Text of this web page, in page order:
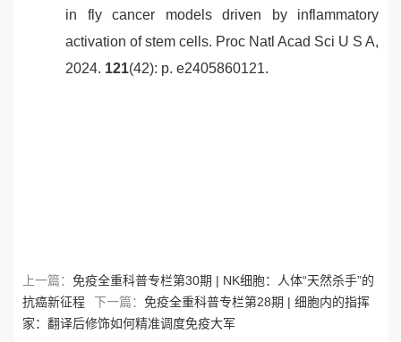
in fly cancer models driven by inflammatory
activation of stem cells. Proc Natl Acad Sci U S A,
2024. 121(42): p. e2405860121.
上一篇： 免疫全重科普专栏第30期 | NK细胞：人体“天然杀手”的
抗癌新征程
下一篇： 免疫全重科普专栏第28期 | 细胞内的指挥
家：翻译后修饰如何精准调度免疫大军